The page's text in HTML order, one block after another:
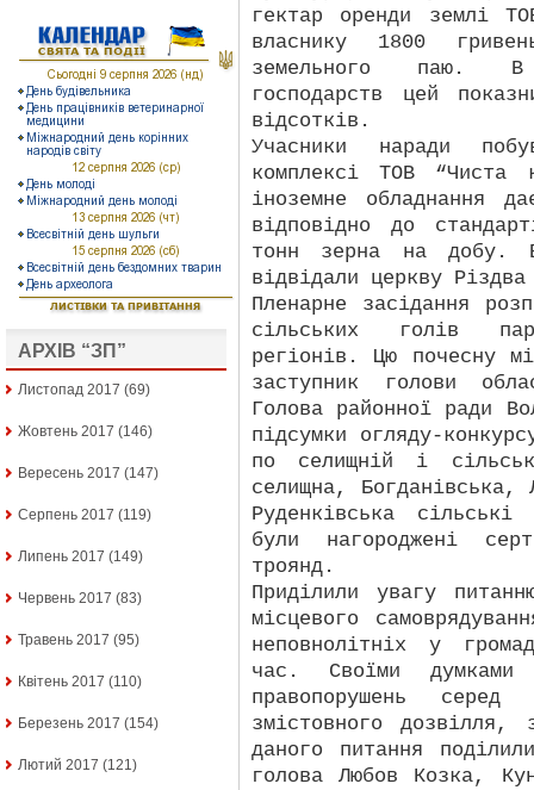
АРХІВ “ЗП”
Листопад 2017 (69)
Жовтень 2017 (146)
Вересень 2017 (147)
Серпень 2017 (119)
Липень 2017 (149)
Червень 2017 (83)
Травень 2017 (95)
Квітень 2017 (110)
Березень 2017 (154)
Лютий 2017 (121)
гектар оренди землі
власнику 1800
земельного паю. В
господарств цей
відсотків.
Учасники наради
комплексі ТОВ “Чиста
іноземне обладнання
відповідно до
тонн зерна на добу.
відвідали церкву
Пленарне засідання
сільських голів
регіонів. Цю почесну
заступник голови
Голова районної ради
підсумки огляду-
по селищній і
селищна, Богданівська,
Руденківська
були нагороджені
троянд.
Приділили увагу
місцевого
неповнолітніх у
час. Своїми думками
правопорушень
змістовного дозвілля,
даного питання
голова Любов Козка,